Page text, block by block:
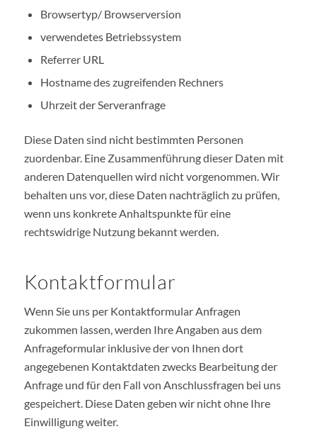
Browsertyp/ Browserversion
verwendetes Betriebssystem
Referrer URL
Hostname des zugreifenden Rechners
Uhrzeit der Serveranfrage
Diese Daten sind nicht bestimmten Personen
zuordenbar. Eine Zusammenführung dieser Daten mit
anderen Datenquellen wird nicht vorgenommen. Wir
behalten uns vor, diese Daten nachträglich zu prüfen,
wenn uns konkrete Anhaltspunkte für eine
rechtswidrige Nutzung bekannt werden.
Kontaktformular
Wenn Sie uns per Kontaktformular Anfragen
zukommen lassen, werden Ihre Angaben aus dem
Anfrageformular inklusive der von Ihnen dort
angegebenen Kontaktdaten zwecks Bearbeitung der
Anfrage und für den Fall von Anschlussfragen bei uns
gespeichert. Diese Daten geben wir nicht ohne Ihre
Einwilligung weiter.